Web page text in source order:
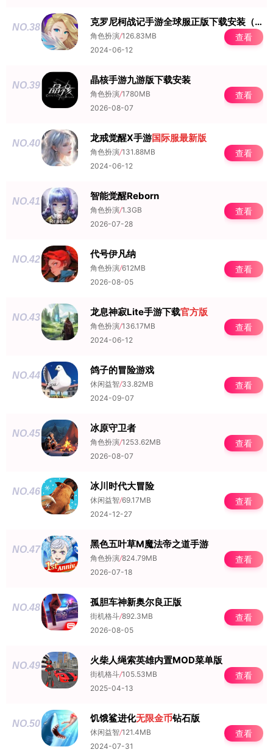
NO.38 克罗尼柯战记手游全球服正版下载安装（Chronicles）
角色扮演/126.83MB
2024-06-12
查看
NO.39 晶核手游九游版下载安装
角色扮演/1780MB
2026-08-07
查看
NO.40 龙戒觉醒X手游国际服最新版
角色扮演/131.88MB
2024-06-12
查看
NO.41 智能觉醒Reborn
角色扮演/1.3GB
2026-07-28
查看
NO.42 代号伊凡纳
角色扮演/612MB
2026-08-05
查看
NO.43 龙息神寂Lite手游下载官方版
角色扮演/136.17MB
2024-06-12
查看
NO.44 鸽子的冒险游戏
休闲益智/33.82MB
2024-09-07
查看
NO.45 冰原守卫者
角色扮演/1253.62MB
2026-08-07
查看
NO.46 冰川时代大冒险
休闲益智/69.17MB
2024-12-27
查看
NO.47 黑色五叶草M魔法帝之道手游
角色扮演/824.79MB
2026-07-18
查看
NO.48 孤胆车神新奥尔良正版
街机格斗/892.3MB
2026-08-05
查看
NO.49 火柴人绳索英雄内置MOD菜单版
街机格斗/105.53MB
2025-04-13
查看
NO.50 饥饿鲨进化无限金币钻石版
休闲益智/121.4MB
2024-07-31
查看